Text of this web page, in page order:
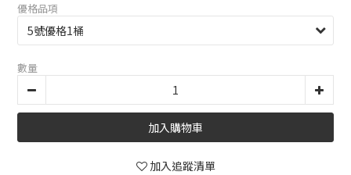
優格品項
數量
加入購物車
加入追蹤清單